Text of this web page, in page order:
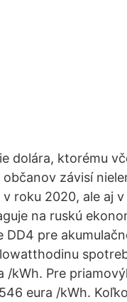
dolára, ktorému
závisí
roku 2020, ale aj
na ruskú
DD4 pre
/kWh. Pre
eura /kWh.